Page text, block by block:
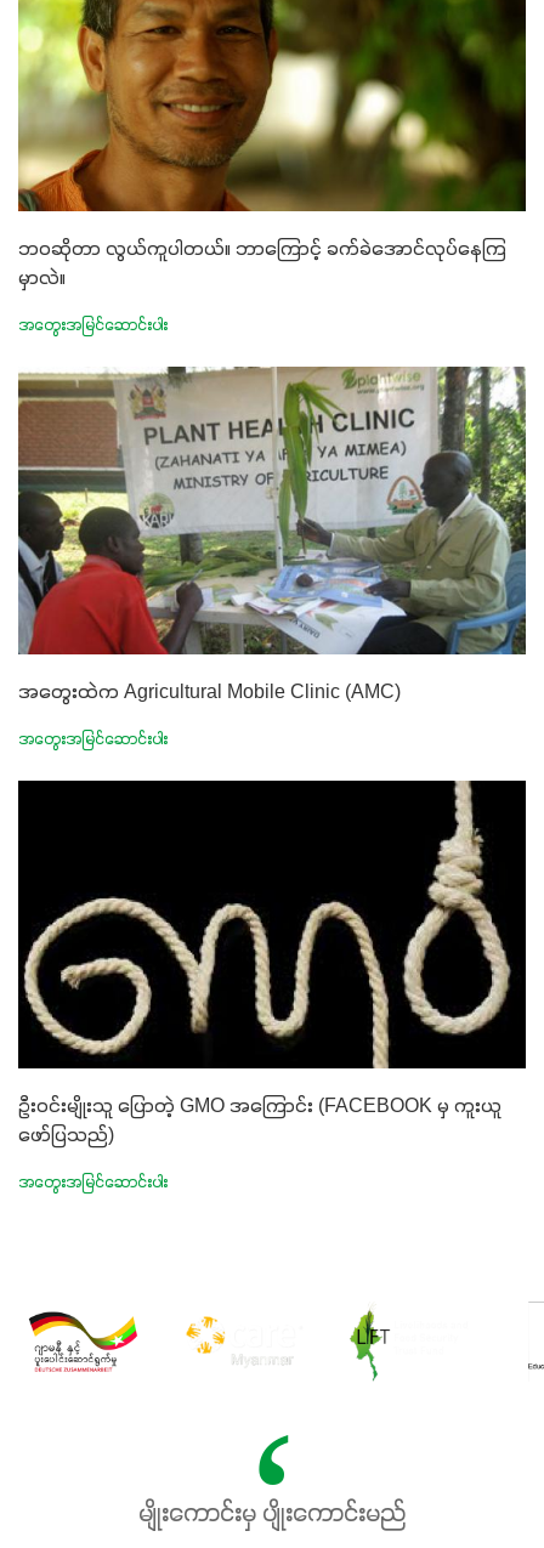
ဘဝဆိုတာ လွယ်ကူပါတယ်။ ဘာကြောင့် ခက်ခဲအောင်လုပ်နေကြ
မှာလဲ။
အတွေးအမြင်ဆောင်းပါး
အတွေးထဲက Agricultural Mobile Clinic (AMC)
အတွေးအမြင်ဆောင်းပါး
ဦးဝင်းမျိုးသူ ပြောတဲ့ GMO အကြောင်း (FACEBOOK မှ ကူးယူ
ဖော်ပြသည်)
အတွေးအမြင်ဆောင်းပါး
မျိုးကောင်းမှ ပျိုးကောင်းမည်